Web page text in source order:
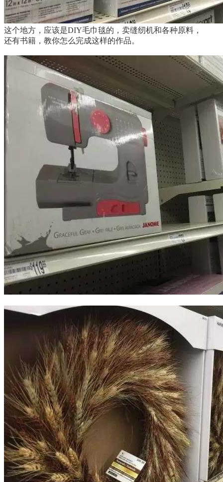
这个地方，应该是DIY毛巾毯的，卖缝纫机和各种原料，
还有书籍，教你怎么完成这样的作品。